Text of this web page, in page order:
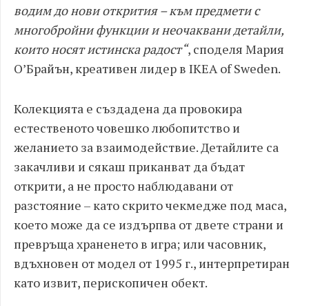
водим до нови открития – към предмети с
многобройни функции и неочаквани детайли,
които носят истинска радост“, споделя Мария
О’Брайън, креативен лидер в IKEA of Sweden.
Колекцията е създадена да провокира
естественото човешко любопитство и
желанието за взаимодействие. Детайлите са
закачливи и сякаш приканват да бъдат
открити, а не просто наблюдавани от
разстояние – като скрито чекмедже под маса,
което може да се издърпва от двете страни и
превръща храненето в игра; или часовник,
вдъхновен от модел от 1995 г., интерпретиран
като извит, перископичен обект.